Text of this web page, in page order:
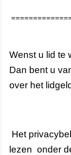
Wenst u lid te
Dan bent u
over het
Het
lezen onder